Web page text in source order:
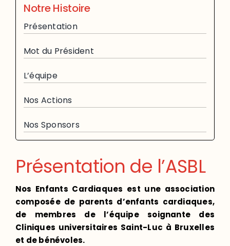
Notre Histoire
Présentation
Mot du Président
L’équipe
Nos Actions
Nos Sponsors
Présentation de l’ASBL
Nos Enfants Cardiaques est une association
composée de parents d’enfants cardiaques,
de membres de l’équipe soignante des
Cliniques universitaires Saint-Luc à Bruxelles
et de bénévoles.